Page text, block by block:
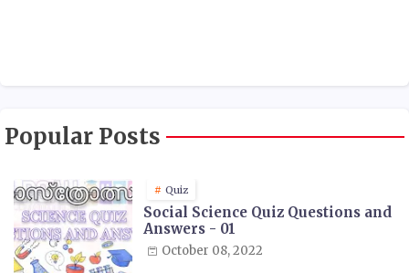
Popular Posts
Quiz
Social Science Quiz Questions and
Answers - 01
October 08, 2022